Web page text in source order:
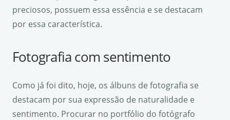
preciosos, possuem essa essência e se destacam
por essa característica.
Fotografia com sentimento
Como já foi dito, hoje, os álbuns de fotografia se
destacam por sua expressão de naturalidade e
sentimento. Procurar no portfólio do fotógrafo